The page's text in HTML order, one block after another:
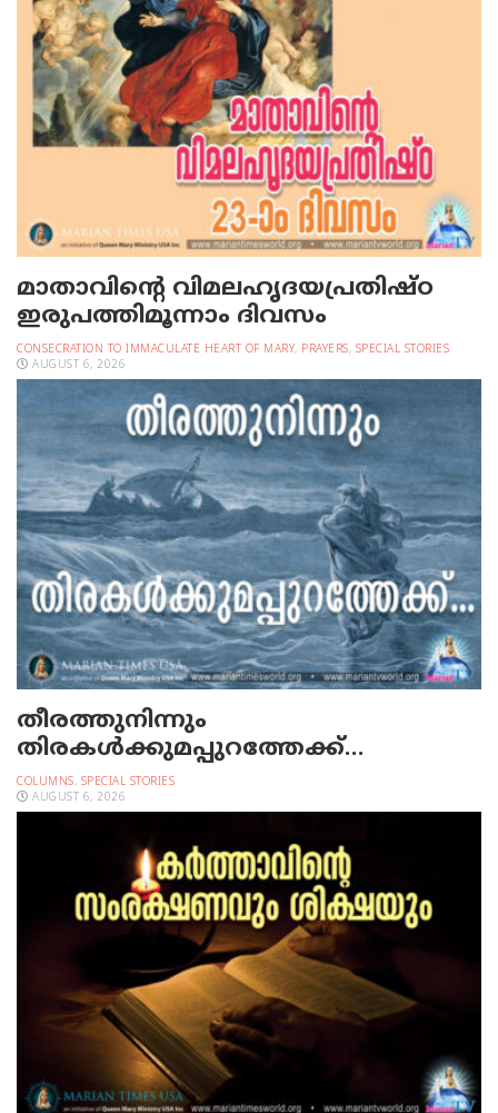
മാതാവിന്റെ വിമലഹൃദയപ്രതിഷ്ഠ
ഇരുപത്തിമൂന്നാം ദിവസം
CONSECRATION TO IMMACULATE HEART OF MARY, PRAYERS, SPECIAL STORIES
AUGUST 6, 2026
തീരത്തുനിന്നും
തിരകള്‍ക്കുമപ്പുറത്തേക്ക്…
COLUMNS, SPECIAL STORIES
AUGUST 6, 2026